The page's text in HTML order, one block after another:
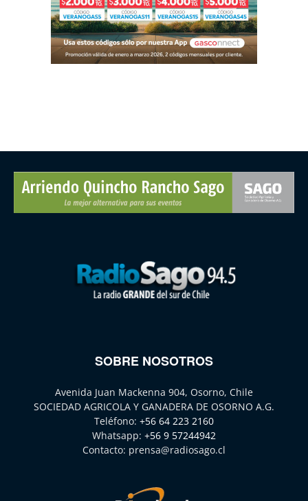
SOBRE NOSOTROS
Avenida Juan Mackenna 904, Osorno, Chile
SOCIEDAD AGRICOLA Y GANADERA DE OSORNO A.G.
Teléfono: +56 64 223 2160
Whatsapp: +56 9 57244942
Contacto: prensa@radiosago.cl